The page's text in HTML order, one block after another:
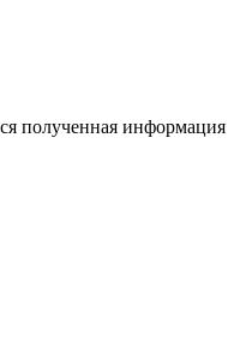
полученная информация